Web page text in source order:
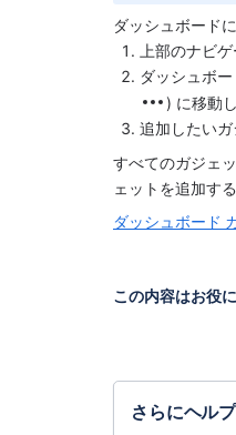
ダッシュボード
上部のナビ
ダッシュボ
) に移動
追加したい
すべてのガジェ
ェットを追加す
ダッシュボード
この内容はお役
さらにヘル